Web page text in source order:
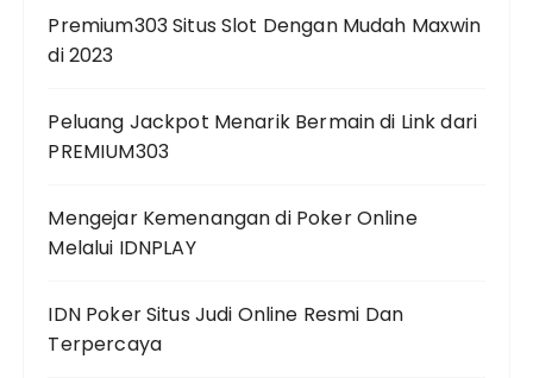
Premium303 Situs Slot Dengan Mudah Maxwin
di 2023
Peluang Jackpot Menarik Bermain di Link dari
PREMIUM303
Mengejar Kemenangan di Poker Online
Melalui IDNPLAY
IDN Poker Situs Judi Online Resmi Dan
Terpercaya